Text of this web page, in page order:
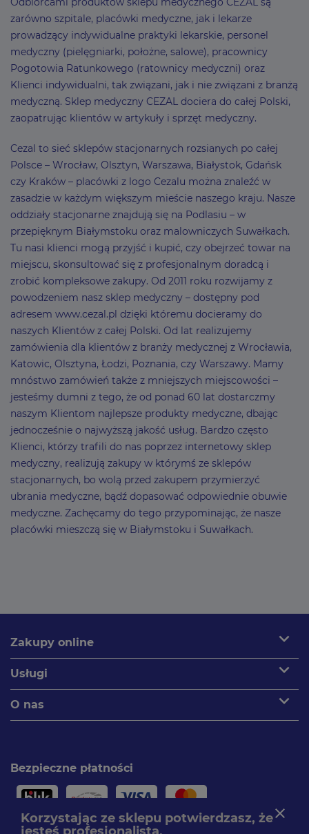
zarówno szpitale, placówki medyczne, jak i lekarze
prowadzący indywidualne praktyki lekarskie, personel
medyczny (pielęgniarki, położne, salowe), pracownicy
Pogotowia Ratunkowego (ratownicy medyczni) oraz
Klienci indywidualni, tak związani, jak i nie związani z branżą
medyczną. Sklep medyczny CEZAL dociera do całej Polski,
zaopatrując klientów w artykuły i sprzęt medyczny.
Cezal to sieć sklepów stacjonarnych rozsianych po całej
Polsce – Wrocław, Olsztyn, Warszawa, Białystok, Gdańsk
czy Kraków – placówki z logo Cezalu można znaleźć w
zasadzie w każdym większym mieście naszego kraju. Nasze
oddziały stacjonarne znajdują się na Podlasiu – w
przepięknym Białymstoku oraz malowniczych Suwałkach.
Tu nasi klienci mogą przyjść i kupić, czy obejrzeć towar na
miejscu, skonsultować się z profesjonalnym doradcą i
zrobić kompleksowe zakupy. Od 2011 roku rozwijamy z
powodzeniem nasz sklep medyczny – dostępny pod
adresem www.cezal.pl dzięki któremu docieramy do
naszych Klientów z całej Polski. Od lat realizujemy
zamówienia dla klientów z branży medycznej z Wrocławia,
Katowic, Olsztyna, Łodzi, Poznania, czy Warszawy. Mamy
mnóstwo zamówień także z mniejszych miejscowości –
jesteśmy dumni z tego, że od ponad 60 lat dostarczmy
naszym Klientom najlepsze produkty medyczne, dbając
jednocześnie o najwyższą jakość usług. Bardzo często
Klienci, którzy trafili do nas poprzez internetowy sklep
medyczny, realizują zakupy w którymś ze sklepów
stacjonarnych, bo wolą przed zakupem przymierzyć
ubrania medyczne, bądź dopasować odpowiednie obuwie
medyczne. Zachęcamy do tego przypominając, że nasze
placówki mieszczą się w Białymstoku i Suwałkach.
Zakupy online expand_more
Usługi expand_more
O nas expand_more
Bezpieczne płatności
Korzystając ze sklepu potwierdzasz, żeclose